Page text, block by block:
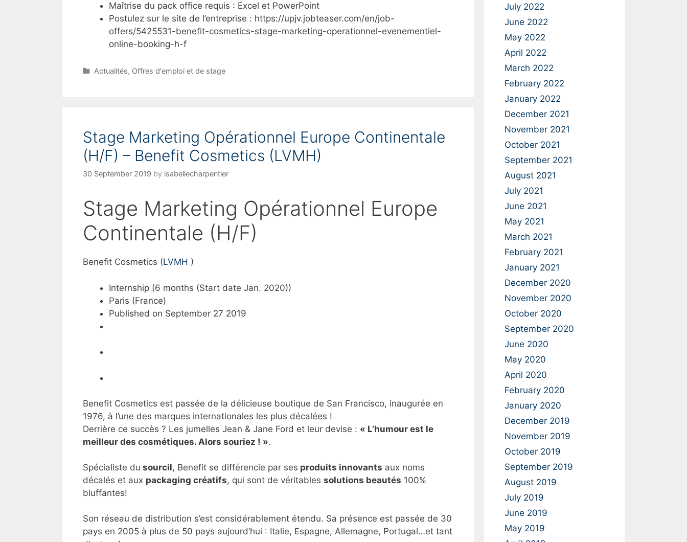
Maîtrise du pack office requis : Excel et PowerPoint
Postulez sur le site de l’entreprise : https://upjv.jobteaser.com/en/job-
offers/5425531-benefit-cosmetics-stage-marketing-operationnel-evenementiel-
online-booking-h-f
C
r
e
Actualités, Offres d'emploi et de stage
Stage Marketing Opérationnel Europe Continentale
(H/F) – Benefit Cosmetics (LVMH)
30 September 2019 by isabellecharpentier
Stage Marketing Opérationnel Europe
Continentale (H/F)
Benefit Cosmetics (LVMH )
Internship (6 months (Start date Jan. 2020))
Paris (France)
Published on September 27 2019
Benefit Cosmetics est passée de la délicieuse boutique de San Francisco, inaugurée en
1976, à l’une des marques internationales les plus décalées !
Derrière ce succès ? Les jumelles Jean & Jane Ford et leur devise : « L’humour est le
meilleur des cosmétiques. Alors souriez ! ».
Spécialiste du sourcil, Benefit se différencie par ses produits innovants aux noms
décalés et aux packaging créatifs, qui sont de véritables solutions beautés 100%
bluffantes!
Son réseau de distribution s’est considérablement étendu. Sa présence est passée de 30
pays en 2005 à plus de 50 pays aujourd’hui : Italie, Espagne, Allemagne, Portugal…et tant
July 2022
June 2022
May 2022
April 2022
March 2022
February 2022
January 2022
December 2021
November 2021
October 2021
September 2021
August 2021
July 2021
June 2021
May 2021
March 2021
February 2021
January 2021
December 2020
November 2020
October 2020
September 2020
June 2020
May 2020
April 2020
February 2020
January 2020
December 2019
November 2019
October 2019
September 2019
August 2019
July 2019
June 2019
May 2019